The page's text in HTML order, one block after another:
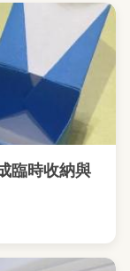
臨時收納與